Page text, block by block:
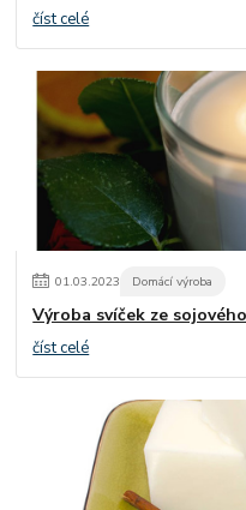
číst celé
01.03.2023 Domácí výroba
Výroba svíček ze
číst celé